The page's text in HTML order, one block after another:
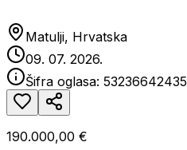
Matulji, Hrvatska
09. 07. 2026.
Šifra oglasa: 53236642435
190.000,00 €